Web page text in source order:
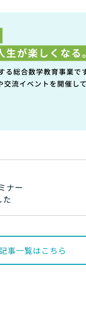
ナー
事一覧はこちら